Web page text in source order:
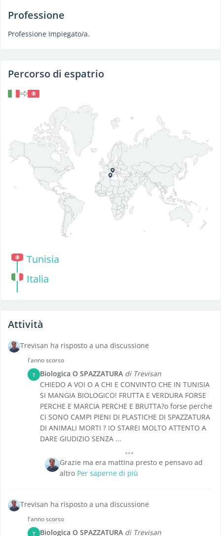
Professione
Professione Impiegato/a.
Percorso di espatrio
Tunisia
Italia
Attività
Trevisan ha risposto a una discussione
l'anno scorso
T Biologica O SPAZZATURA di Trevisan
CHIEDO A VOI O A CHI E CONVINTO CHE IN TUNISIA
SI MANGIA BIOLOGICO! FRUTTA E VERDURA FORSE
PERCHE E MARCIA PERCHE E BRUTTA?o forse perche
CI SONO CAMPI PIENI DI PLASTICHE DI SPAZZATURA
DI ANIMALI MORTI ? IO STAREI MOLTO ATTENTO A
DARE GIUDIZIO SENZA ...
Grazie ma era mattIna presto e pensavo ad
altro Per saperne di più
Trevisan ha risposto a una discussione
l'anno scorso
T Biologica O SPAZZATURA di Trevisan